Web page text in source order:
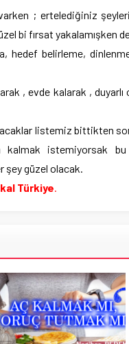
; ertelediğiniz
bi fırsat yakalamışken
hedef belirleme,
, evde kalarak , duyarlı
listemiz bittikten
kalmak istemiyorsak
şey güzel olacak.
Türkiye.